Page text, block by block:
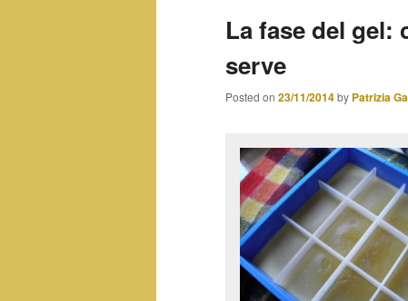
La fase del gel:
serve
Posted on 23/11/2014by Patrizia